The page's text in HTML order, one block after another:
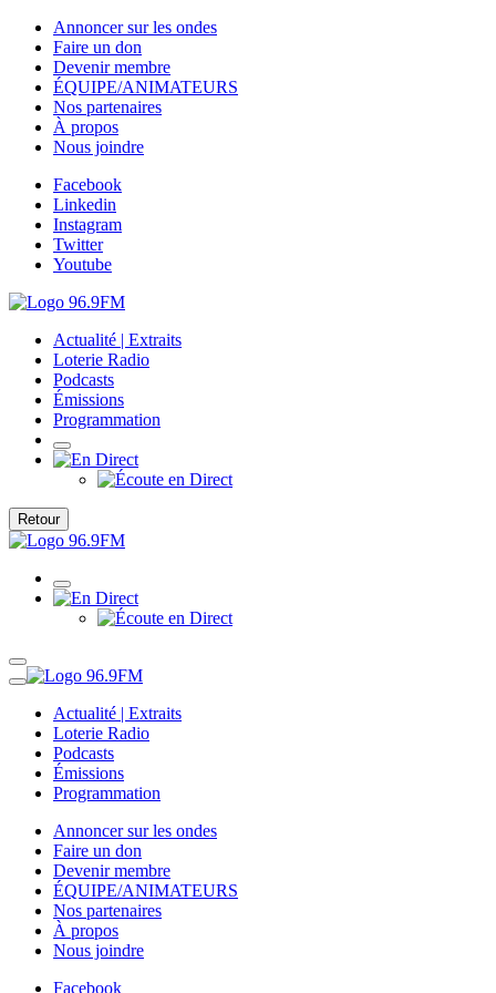
Annoncer sur les ondes
Faire un don
Devenir membre
ÉQUIPE/ANIMATEURS
Nos partenaires
À propos
Nous joindre
Facebook
Linkedin
Instagram
Twitter
Youtube
Actualité | Extraits
Loterie Radio
Podcasts
Émissions
Programmation
Retour
Actualité | Extraits
Loterie Radio
Podcasts
Émissions
Programmation
Annoncer sur les ondes
Faire un don
Devenir membre
ÉQUIPE/ANIMATEURS
Nos partenaires
À propos
Nous joindre
Facebook